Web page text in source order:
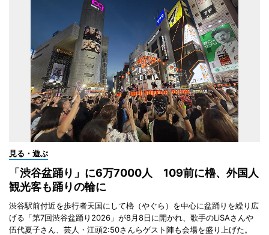
見る・遊ぶ
「渋谷盆踊り」に6万7000人 109前に櫓、外国人
観光客も踊りの輪に
渋谷駅前付近を歩行者天国にして櫓（やぐら）を中心に盆踊りを繰り広
げる「第7回渋谷盆踊り2026」が8月8日に開かれ、歌手のLiSAさんや
伍代夏子さん、芸人・江頭2:50さんらゲスト陣も会場を盛り上げた。